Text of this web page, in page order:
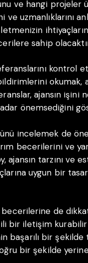
ve hangi projeler
ve uzmanlıklarını
sahip
kontrol
okumak,
ajansın işini
önemsediğini
incelemek de
becerilerini ve
tarzını ve
uygun bir
becerilerine de
bir iletişim
başarılı bir şekilde
bir şekilde